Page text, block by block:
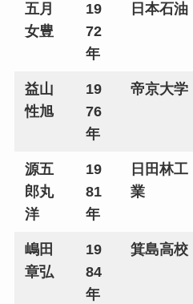
五月
女豊
19
72
年
日本石油
益山
性旭
19
76
年
帝京大学
源五
郎丸
洋
19
81
年
日田林工
業
嶋田
章弘
19
84
年
箕島高校